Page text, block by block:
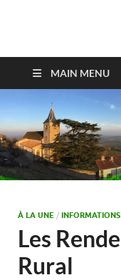
MAIN MENU
À LA UNE / INFORMATIONS
Les
Rural